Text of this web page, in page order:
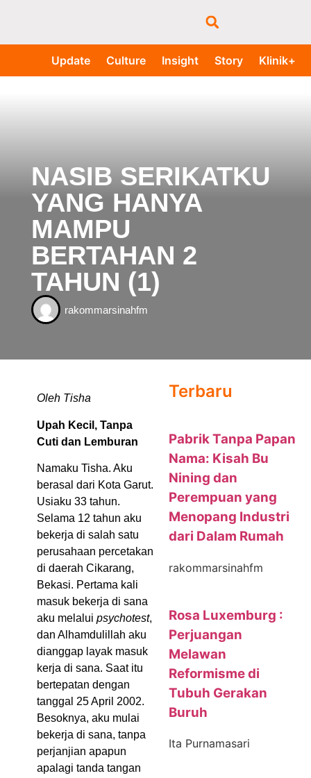
Update Culture Insight Story Klinik+
NASIB SERIKATKU
YANG HANYA
MAMPU
BERTAHAN 2
TAHUN (1)
rakommarsinahfm
Oleh Tisha
Upah Kecil, Tanpa
Cuti dan Lemburan
Namaku Tisha. Aku
berasal dari Kota Garut.
Usiaku 33 tahun.
Selama 12 tahun aku
bekerja di salah satu
perusahaan percetakan
di daerah Cikarang,
Bekasi. Pertama kali
masuk bekerja di sana
aku melalui psychotest,
dan Alhamdulillah aku
dianggap layak masuk
kerja di sana. Saat itu
bertepatan dengan
tanggal 25 April 2002.
Besoknya, aku mulai
bekerja di sana, tanpa
perjanjian apapun
apalagi tanda tangan
Terbaru
Pabrik Tanpa Papan
Nama: Kisah Bu
Nining dan
Perempuan yang
Menopang Industri
dari Dalam Rumah
rakommarsinahfm
Rosa Luxemburg :
Perjuangan
Melawan
Reformisme di
Tubuh Gerakan
Buruh
Ita Purnamasari